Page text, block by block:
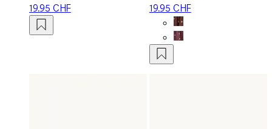
19.95 CHF
19.95 CHF